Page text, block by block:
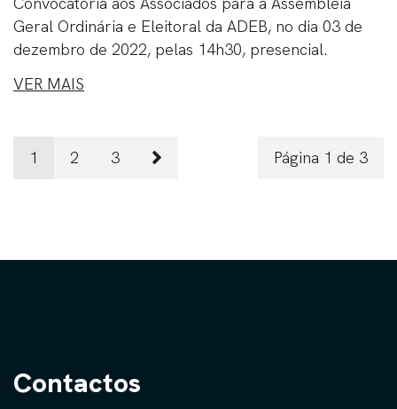
Geral Ordinária e Eleitoral da ADEB, no dia 03 de
dezembro de 2022, pelas 14h30, presencial.
VER MAIS
1 2 3 Página 1 de 3
Contactos